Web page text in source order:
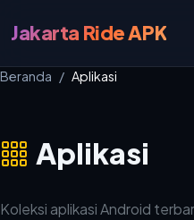
Jakarta Ride APK
Beranda Aplikasi
Aplikasi
Koleksi aplikasi Android